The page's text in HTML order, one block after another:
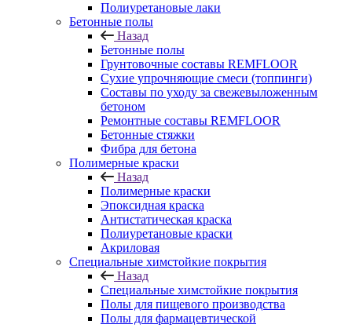
Полиуретановые лаки
Бетонные полы
Назад
Бетонные полы
Грунтовочные составы REMFLOOR
Сухие упрочняющие смеси (топпинги)
Составы по уходу за свежевыложенным
бетоном
Ремонтные составы REMFLOOR
Бетонные стяжки
Фибра для бетона
Полимерные краски
Назад
Полимерные краски
Эпоксидная краска
Антистатическая краска
Полиуретановые краски
Акриловая
Специальные химстойкие покрытия
Назад
Специальные химстойкие покрытия
Полы для пищевого производства
Полы для фармацевтической